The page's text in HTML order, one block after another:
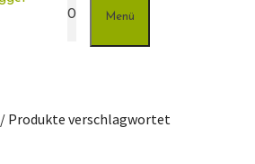
0 Menü
/ Produkte verschlagwortet